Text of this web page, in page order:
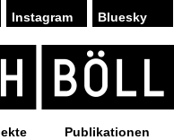
Instagram Bluesky
Publikationen